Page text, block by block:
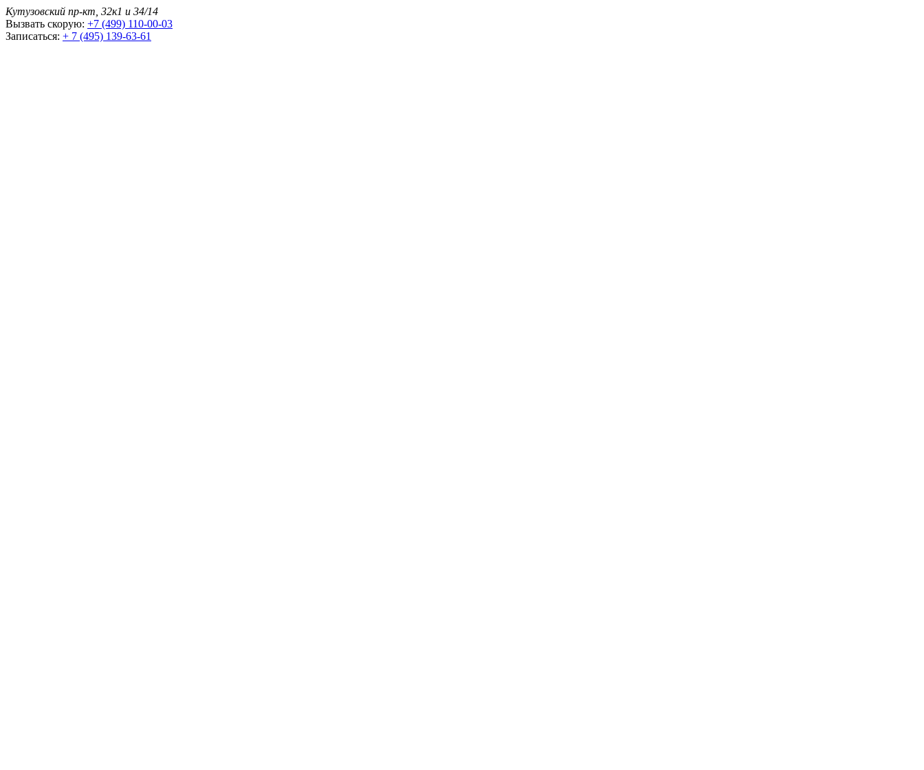
Кутузовский пр-кт, 32к1 и 34/14
Вызвать скорую: +7 (499) 110-00-03
Записаться: + 7 (495) 139-63-61